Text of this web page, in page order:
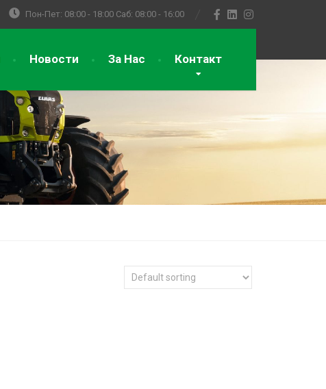
Пон-Пет: 08:00 - 18:00 Саб: 08:00 - 16:00
Новости За Нас Контакт